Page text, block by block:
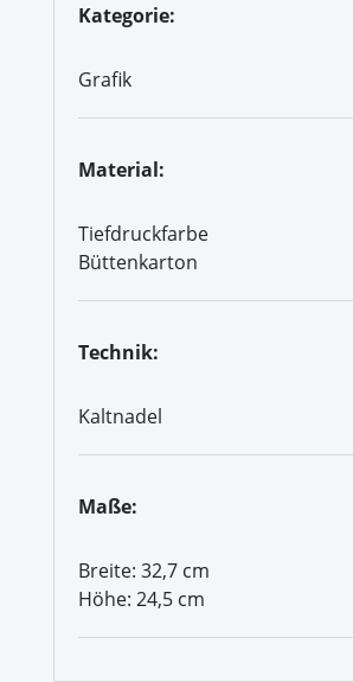
Kategorie:
Grafik
Material:
Tiefdruckfarbe
Büttenkarton
Technik:
Kaltnadel
Maße:
Breite: 32,7 cm
Höhe: 24,5 cm